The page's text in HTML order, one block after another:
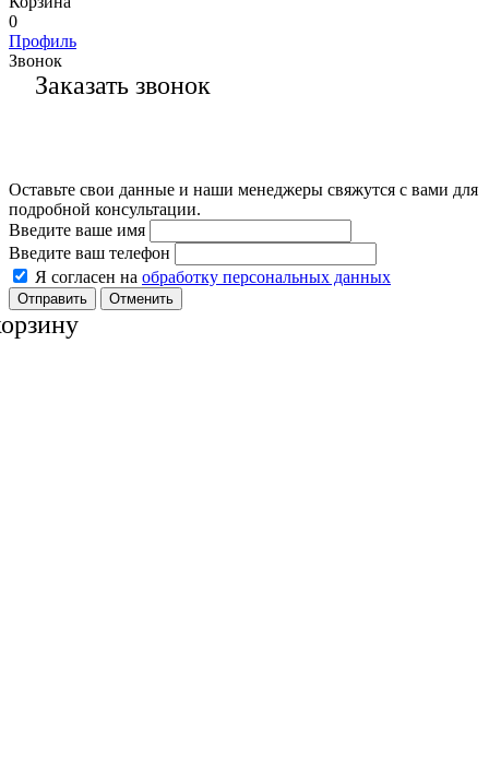
0
Профиль
Звонок
Заказать звонок
Оставьте свои данные и наши менеджеры свяжутся с вами для
подробной консультации.
Введите ваше имя
Введите ваш телефон
Я согласен на обработку персональных данных
Отменить